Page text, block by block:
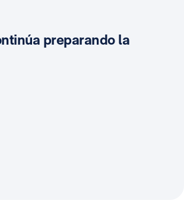
preparando la